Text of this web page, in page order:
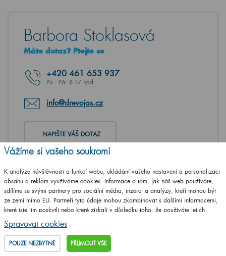
Barbora Stoklasová
Máte dotaz? Ptejte se
+420 461 653 937
Po - Pá: 8-17 hod.
info@drevojas.cz
NAPIŠTE VÁŠ DOTAZ
Vážíme si vašeho soukromí
K analýze návštěvnosti a funkcí webu, ukládání vašeho nastavení a personalizaci
obsahu a reklam využíváme cookies. Informace o tom, jak náš web používáte,
sdílíme se svými partnery pro sociální média, inzerci a analýzy, kteří mohou být
ze zemí mimo EU. Partneři tyto údaje mohou zkombinovat s dalšími informacemi,
které jste jim poskytli nebo které získali v důsledku toho, že používáte jejich
služby.
Podrobné informace
Spravovat cookies
POUZE NEZBYTNÉ PŘIJMOUT VŠE